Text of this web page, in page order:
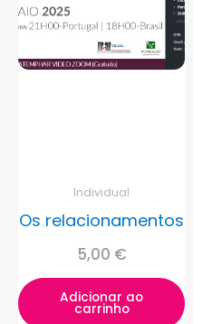
Individual
Os relacionamentos
5,00 €
Adicionar ao
carrinho